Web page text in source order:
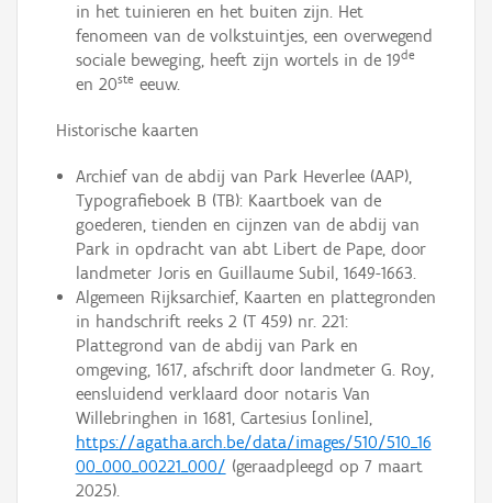
in het tuinieren en het buiten zijn. Het
fenomeen van de volkstuintjes, een overwegend
sociale beweging, heeft zijn wortels in de 19de
en 20steeeuw.
Historische kaarten
Archief van de abdij van Park Heverlee (AAP),
Typografieboek B (TB): Kaartboek van de
goederen, tienden en cijnzen van de abdij van
Park in opdracht van abt Libert de Pape, door
landmeter Joris en Guillaume Subil, 1649-1663.
Algemeen Rijksarchief, Kaarten en plattegronden
in handschrift reeks 2 (T 459) nr. 221:
Plattegrond van de abdij van Park en
omgeving, 1617, afschrift door landmeter G. Roy,
eensluidend verklaard door notaris Van
Willebringhen in 1681, Cartesius [online],
https://agatha.arch.be/data/images/510/510_16
00_000_00221_000/ (geraadpleegd op 7 maart
2025).